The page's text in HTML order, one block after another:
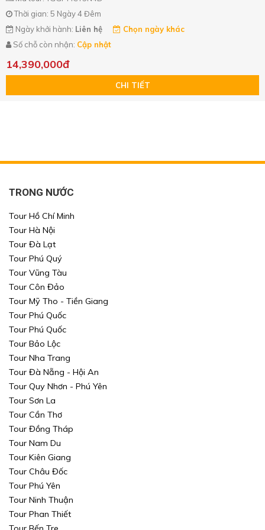
Thời gian: 5 Ngày 4 Đêm
Ngày khởi hành: Liên hệ
Chọn ngày khác
Số chỗ còn nhận: Cập nhật
14,390,000đ
CHI TIẾT
TRONG NƯỚC
Tour Hồ Chí Minh
Tour Hà Nội
Tour Đà Lạt
Tour Phú Quý
Tour Vũng Tàu
Tour Côn Đảo
Tour Mỹ Tho - Tiền Giang
Tour Phú Quốc
Tour Phú Quốc
Tour Bảo Lộc
Tour Nha Trang
Tour Đà Nẵng - Hội An
Tour Quy Nhơn - Phú Yên
Tour Sơn La
Tour Cần Thơ
Tour Đồng Tháp
Tour Nam Du
Tour Kiên Giang
Tour Châu Đốc
Tour Phú Yên
Tour Ninh Thuận
Tour Phan Thiết